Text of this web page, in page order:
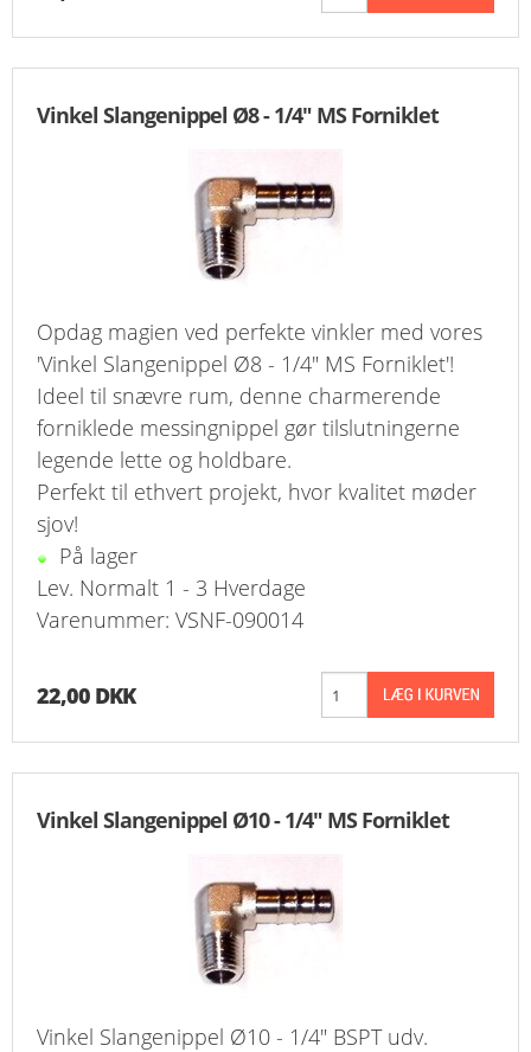
Vinkel Slangenippel Ø8 - 1/4" MS Forniklet
Opdag magien ved perfekte vinkler med vores
'Vinkel Slangenippel Ø8 - 1/4" MS Forniklet'!
Ideel til snævre rum, denne charmerende
forniklede messingnippel gør tilslutningerne
legende lette og holdbare.
Perfekt til ethvert projekt, hvor kvalitet møder
sjov!
På lager
Lev. Normalt 1 - 3 Hverdage
Varenummer: VSNF-090014
22,00 DKK
Vinkel Slangenippel Ø10 - 1/4" MS Forniklet
Vinkel Slangenippel Ø10 - 1/4" BSPT udv.